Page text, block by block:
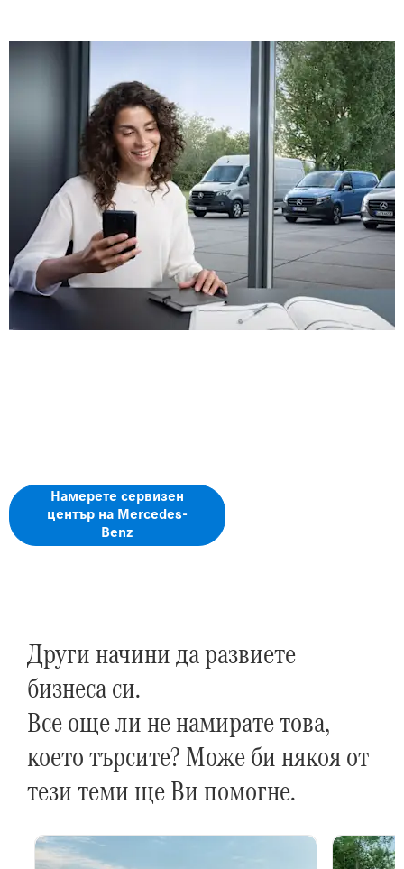
Намерете сервизен
център на Mercedes-
Benz
Други начини да развиете
бизнеса си.
Все още ли не намирате това,
което търсите? Може би някоя от
тези теми ще Ви помогне.